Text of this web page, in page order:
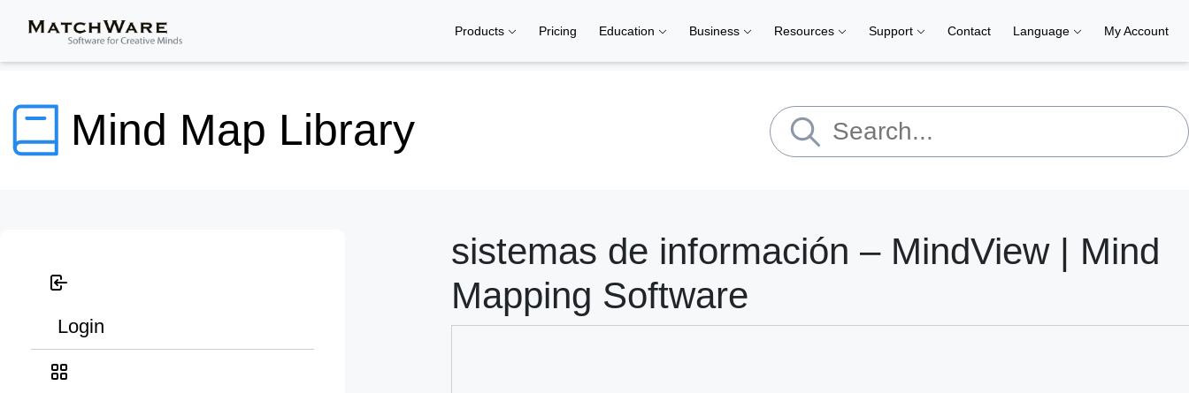
Products Pricing Education Business Resources Support Contact Language My Account
Mind Map Library
Login
sistemas de información – MindView | Mind
Mapping Software